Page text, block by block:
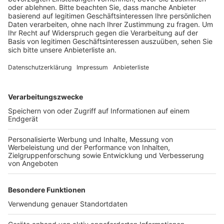
Anzeige
Sicherheitsgründen die umliegenden Häuser. Schon
gestoppt. Nach meheren Prüf- und Kontrollgängen der
Einsatzkräfte konnte die Anwohner wieder in ihre
Häuser zurück.
Anzeige